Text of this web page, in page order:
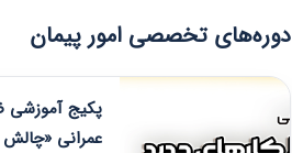
دوره‌های تخصصی امور پیمان
پکیج آموزشی
عمرانی